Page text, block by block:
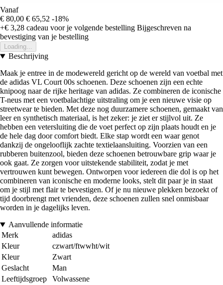
Vanaf
€ 80,00 € 65,52 -18%
+€ 3,28 cadeau voor je volgende bestelling Bijgeschreven na
bevestiging van je bestelling
Loading...
Beschrijving
Maak je entree in de modewereld gericht op de wereld van voetbal met
de adidas VL Court 00s schoenen. Deze schoenen zijn een echte
knipoog naar de rijke heritage van adidas. Ze combineren de iconische
T-neus met een voetbalachtige uitstraling om je een nieuwe visie op
streetwear te bieden. Met deze nog duurzamere schoenen, gemaakt van
leer en synthetisch materiaal, is het zeker: je ziet er stijlvol uit. Ze
hebben een vetersluiting die de voet perfect op zijn plaats houdt en je
de hele dag door comfort biedt. Elke stap wordt een waar genot
dankzij de ongelooflijk zachte textielaansluiting. Voorzien van een
rubberen buitenzool, bieden deze schoenen betrouwbare grip waar je
ook gaat. Ze zorgen voor uitstekende stabiliteit, zodat je met
vertrouwen kunt bewegen. Ontworpen voor iedereen die dol is op het
combineren van iconische en moderne looks, stelt dit paar je in staat
om je stijl met flair te bevestigen. Of je nu nieuwe plekken bezoekt of
tijd doorbrengt met vrienden, deze schoenen zullen snel onmisbaar
worden in je dagelijks leven.
Aanvullende informatie
Merk
adidas
Kleur
czwart/ftwwht/wit
Kleur
Zwart
Geslacht
Man
Leeftijdsgroep
Volwassene